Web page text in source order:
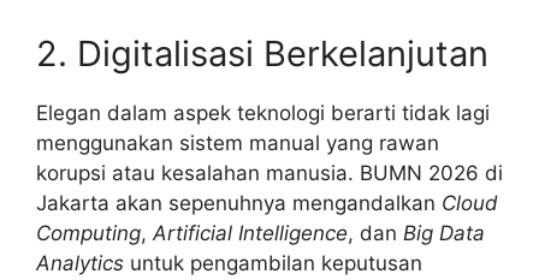
2. Digitalisasi Berkelanjutan
Elegan dalam aspek teknologi berarti tidak lagi
menggunakan sistem manual yang rawan
korupsi atau kesalahan manusia. BUMN 2026 di
Jakarta akan sepenuhnya mengandalkan Cloud
Computing,Artificial Intelligence, dan Big Data
Analytics untuk pengambilan keputusan